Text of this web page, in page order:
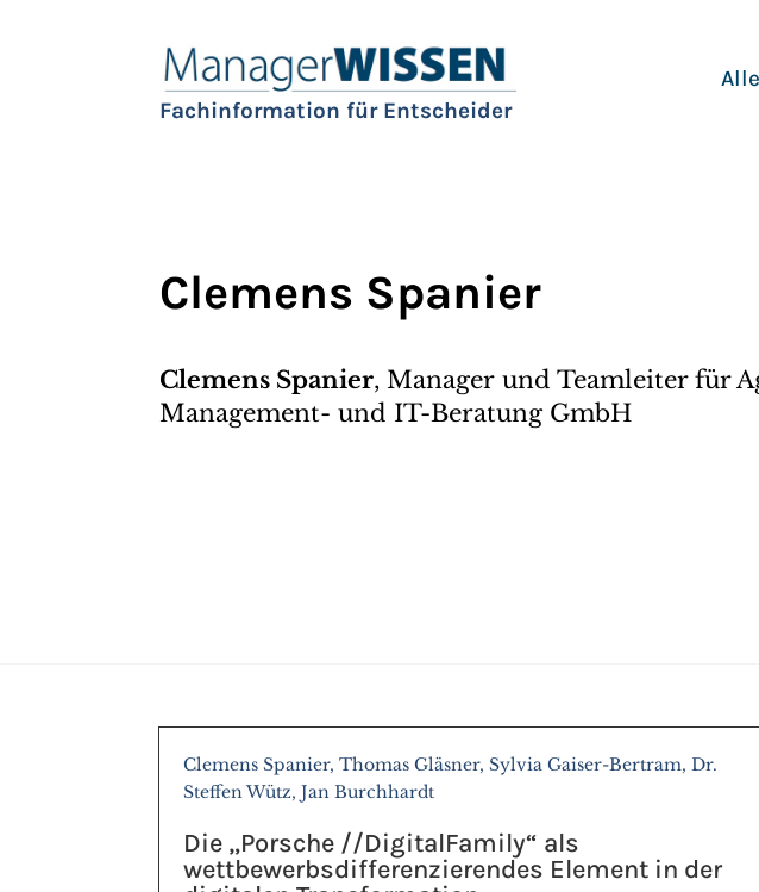
Fachinformation für Entscheider
Clemens Spanier
Clemens Spanier, Manager und Teamleiter für
Management- und IT-Beratung GmbH
Clemens Spanier, Thomas Gläsner, Sylvia Gaiser-Bertram, Dr.
Steffen Wütz, Jan Burchhardt
Die „Porsche //DigitalFamily“ als
wettbewerbsdifferenzierendes Element in der